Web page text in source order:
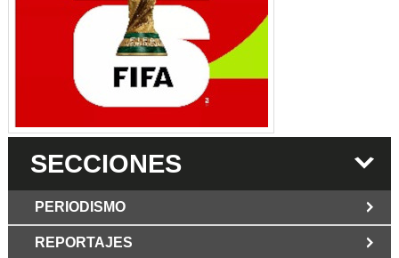
SECCIONES
PERIODISMO
REPORTAJES